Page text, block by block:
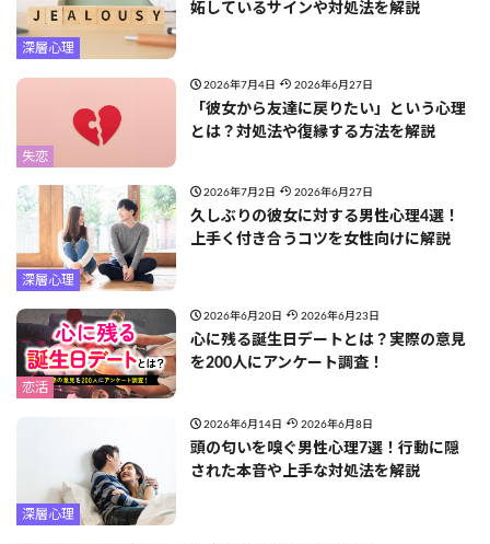
深層心理
妬しているサインや対処法を解説
失恋
2026年7月4日 2026年6月27日
「彼女から友達に戻りたい」という心理
とは？対処法や復縁する方法を解説
深層心理
2026年7月2日 2026年6月27日
久しぶりの彼女に対する男性心理4選！
上手く付き合うコツを女性向けに解説
恋活
2026年6月20日 2026年6月23日
心に残る誕生日デートとは？実際の意見
を200人にアンケート調査！
深層心理
2026年6月14日 2026年6月8日
頭の匂いを嗅ぐ男性心理7選！行動に隠
された本音や上手な対処法を解説